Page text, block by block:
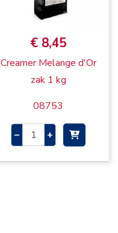
€ 8,45
Creamer Melange d'Or
zak 1 kg
08753
– +